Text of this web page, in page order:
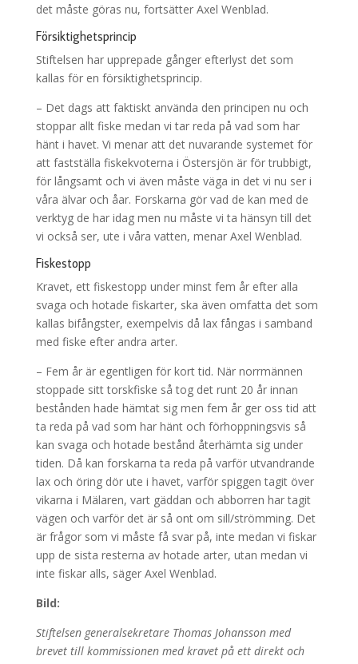
det måste göras nu, fortsätter Axel Wenblad.
Försiktighetsprincip
Stiftelsen har upprepade gånger efterlyst det som
kallas för en försiktighetsprincip.
– Det dags att faktiskt använda den principen nu och
stoppar allt fiske medan vi tar reda på vad som har
hänt i havet. Vi menar att det nuvarande systemet för
att fastställa fiskekvoterna i Östersjön är för trubbigt,
för långsamt och vi även måste väga in det vi nu ser i
våra älvar och åar. Forskarna gör vad de kan med de
verktyg de har idag men nu måste vi ta hänsyn till det
vi också ser, ute i våra vatten, menar Axel Wenblad.
Fiskestopp
Kravet, ett fiskestopp under minst fem år efter alla
svaga och hotade fiskarter, ska även omfatta det som
kallas bifångster, exempelvis då lax fångas i samband
med fiske efter andra arter.
– Fem år är egentligen för kort tid. När norrmännen
stoppade sitt torskfiske så tog det runt 20 år innan
bestånden hade hämtat sig men fem år ger oss tid att
ta reda på vad som har hänt och förhoppningsvis så
kan svaga och hotade bestånd återhämta sig under
tiden. Då kan forskarna ta reda på varför utvandrande
lax och öring dör ute i havet, varför spiggen tagit över
vikarna i Mälaren, vart gäddan och abborren har tagit
vägen och varför det är så ont om sill/strömming. Det
är frågor som vi måste få svar på, inte medan vi fiskar
upp de sista resterna av hotade arter, utan medan vi
inte fiskar alls, säger Axel Wenblad.
Bild:
Stiftelsen generalsekretare Thomas Johansson med
brevet till kommissionen med kravet på ett direkt och